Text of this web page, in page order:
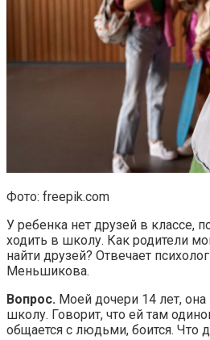
Фото: freepik.com
У ребенка нет друзей в классе,
ходить в школу. Как родители
найти друзей? Отвечает
Меньшикова.
Вопрос. Моей дочери 14 лет, она
школу. Говорит, что ей там
общается с людьми, боится. Что